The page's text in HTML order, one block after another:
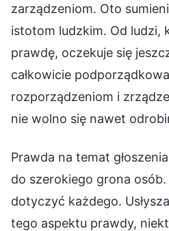
zarządzeniom. Oto
istotom ludzkim. Od ludzi,
prawdę, oczekuje się
całkowicie
rozporządzeniom i
nie wolno się nawet
Prawda na temat
do szerokiego grona
dotyczyć każdego.
tego aspektu prawdy,